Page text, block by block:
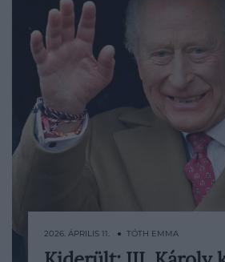
2026. ÁPRILIS 11. ● TÓTH EMMA